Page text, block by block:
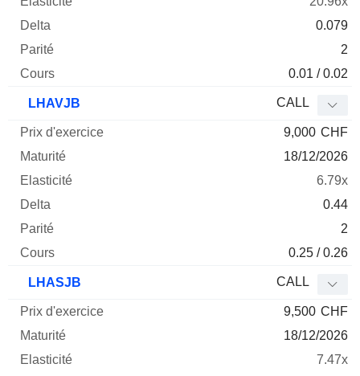
0.079
2
0.01 / 0.02
LHAVJB CALL
9,000 CHF
18/12/2026
6.79x
0.44
2
0.25 / 0.26
LHASJB CALL
9,500 CHF
18/12/2026
7.47x